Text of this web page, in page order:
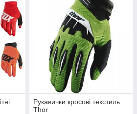
Рукавички кросові текстиль
Thor